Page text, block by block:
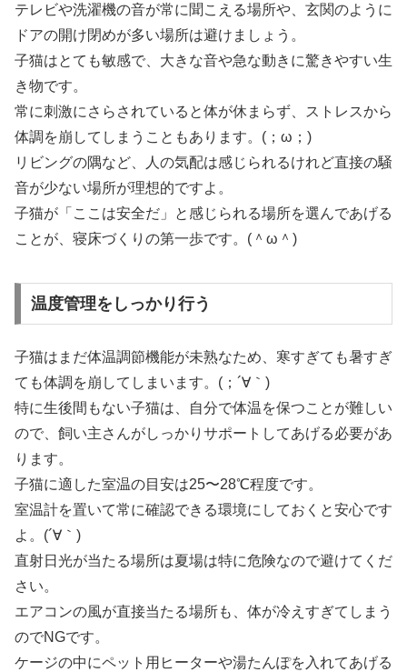
テレビや洗濯機の音が常に聞こえる場所や、玄関のように
ドアの開け閉めが多い場所は避けましょう。
子猫はとても敏感で、大きな音や急な動きに驚きやすい生
き物です。
常に刺激にさらされていると体が休まらず、ストレスから
体調を崩してしまうこともあります。(；ω；)
リビングの隅など、人の気配は感じられるけれど直接の騒
音が少ない場所が理想的ですよ。
子猫が「ここは安全だ」と感じられる場所を選んであげる
ことが、寝床づくりの第一歩です。(＾ω＾)
温度管理をしっかり行う
子猫はまだ体温調節機能が未熟なため、寒すぎても暑すぎ
ても体調を崩してしまいます。(；´∀｀)
特に生後間もない子猫は、自分で体温を保つことが難しい
ので、飼い主さんがしっかりサポートしてあげる必要があ
ります。
子猫に適した室温の目安は25〜28℃程度です。
室温計を置いて常に確認できる環境にしておくと安心です
よ。(´∀｀)
直射日光が当たる場所は夏場は特に危険なので避けてくだ
さい。
エアコンの風が直接当たる場所も、体が冷えすぎてしまう
のでNGです。
ケージの中にペット用ヒーターや湯たんぽを入れてあげる